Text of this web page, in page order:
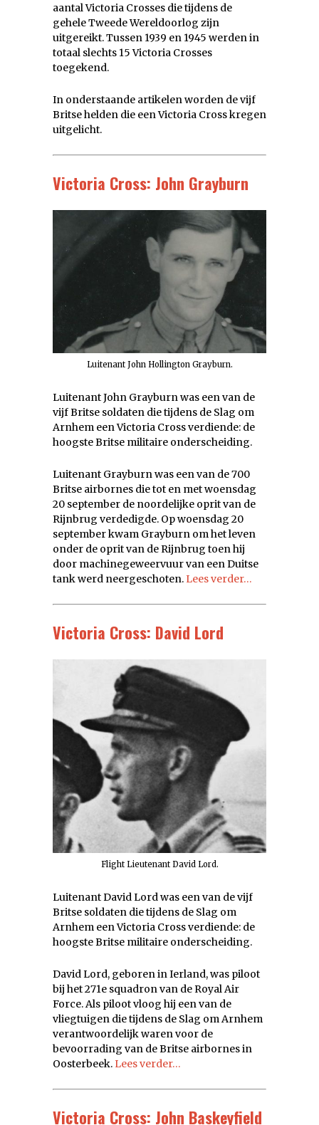
aantal Victoria Crosses die tijdens de
gehele Tweede Wereldoorlog zijn
uitgereikt. Tussen 1939 en 1945 werden in
totaal slechts 15 Victoria Crosses
toegekend.
In onderstaande artikelen worden de vijf
Britse helden die een Victoria Cross kregen
uitgelicht.
Victoria Cross: John Grayburn
Luitenant John Hollington Grayburn.
Luitenant John Grayburn was een van de
vijf Britse soldaten die tijdens de Slag om
Arnhem een Victoria Cross verdiende: de
hoogste Britse militaire onderscheiding.
Luitenant Grayburn was een van de 700
Britse airbornes die tot en met woensdag
20 september de noordelijke oprit van de
Rijnbrug verdedigde. Op woensdag 20
september kwam Grayburn om het leven
onder de oprit van de Rijnbrug toen hij
door machinegeweervuur van een Duitse
tank werd neergeschoten. Lees verder…
Victoria Cross: David Lord
Flight Lieutenant David Lord.
Luitenant David Lord was een van de vijf
Britse soldaten die tijdens de Slag om
Arnhem een Victoria Cross verdiende: de
hoogste Britse militaire onderscheiding.
David Lord, geboren in Ierland, was piloot
bij het 271e squadron van de Royal Air
Force. Als piloot vloog hij een van de
vliegtuigen die tijdens de Slag om Arnhem
verantwoordelijk waren voor de
bevoorrading van de Britse airbornes in
Oosterbeek. Lees verder…
Victoria Cross: John Baskeyfield